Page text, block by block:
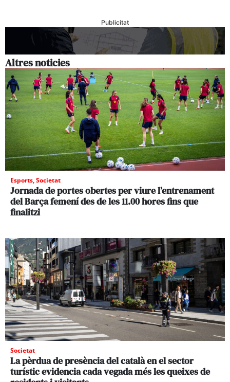
Publicitat
Altres noticies
Esports,Societat
Jornada de portes obertes per viure l’entrenament
del Barça femení des de les 11.00 hores fins que
finalitzi
Societat
La pèrdua de presència del català en el sector
turístic evidencia cada vegada més les queixes de